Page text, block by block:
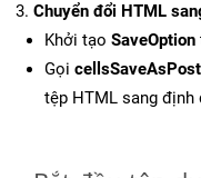
Chuyển đổi HTML
Khởi tạo SaveOption
Gọi
tệp HTML sang định